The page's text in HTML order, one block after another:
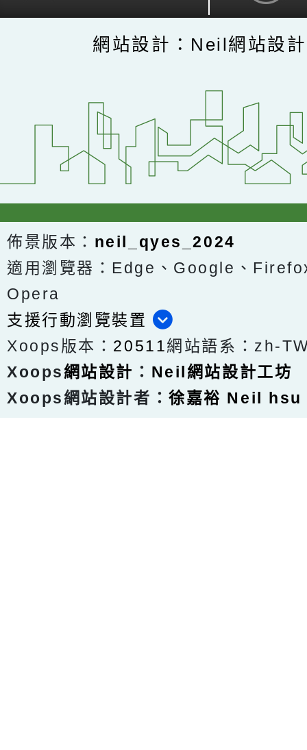
網站設計：Neil網站設
佈景版本： neil_qyes_2024
適用瀏覽器：Edge、Google、
Opera
支援行動瀏覽裝置
Xoops版本： 20511網站語系：zh-
Xoops網站設計 ： Neil網站設計工坊
Xoops網站設計者：徐嘉裕 Neil hsu